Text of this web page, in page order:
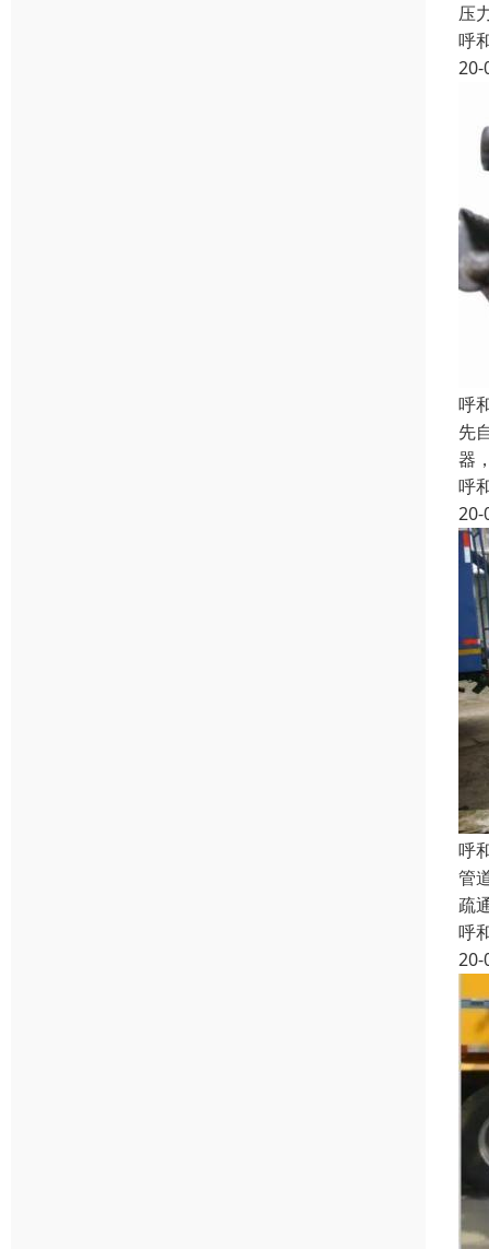
压
呼
20-
呼
先
器
呼
20-
呼
管
疏
呼
20-